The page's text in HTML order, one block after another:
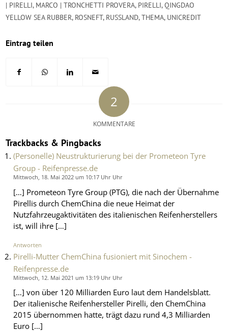
| PIRELLI, MARCO | TRONCHETTI PROVERA, PIRELLI,QINGDAO
YELLOW SEA RUBBER, ROSNEFT, RUSSLAND,THEMA, UNICREDIT
Eintrag teilen
2
KOMMENTARE
Trackbacks & Pingbacks
(Personelle) Neustrukturierung bei der Prometeon Tyre
Group - Reifenpresse.de
Mittwoch, 18. Mai 2022 um 10:17 Uhr Uhr
[…] Prometeon Tyre Group (PTG), die nach der Übernahme
Pirellis durch ChemChina die neue Heimat der
Nutzfahrzeugaktivitäten des italienischen Reifenherstellers
ist, will ihre […]
Antworten
Pirelli-Mutter ChemChina fusioniert mit Sinochem -
Reifenpresse.de
Mittwoch, 12. Mai 2021 um 13:19 Uhr Uhr
[…] von über 120 Milliarden Euro laut dem Handelsblatt.
Der italienische Reifenhersteller Pirelli, den ChemChina
2015 übernommen hatte, trägt dazu rund 4,3 Milliarden
Euro […]